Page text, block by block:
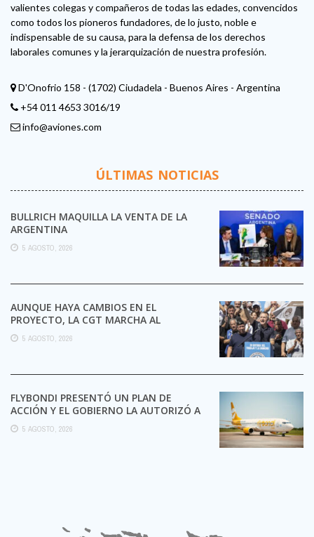
valientes colegas y compañeros de todas las edades, convencidos
como todos los pioneros fundadores, de lo justo, noble e
indispensable de su causa, para la defensa de los derechos
laborales comunes y la jerarquización de nuestra profesión.
D'Onofrio 158 - (1702) Ciudadela - Buenos Aires - Argentina
+54 011 4653 3016/19
info@aviones.com
ÚLTIMAS NOTICIAS
BULLRICH MAQUILLA LA VENTA DE LA
ARGENTINA
5 AGOSTO, 2026
AUNQUE HAYA CAMBIOS EN EL
PROYECTO, LA CGT MARCHA AL
CONGRESO CONTRA LA LEY DE ...
5 AGOSTO, 2026
FLYBONDI PRESENTÓ UN PLAN DE
ACCIÓN Y EL GOBIERNO LA AUTORIZÓ A
SEGUIR OPERANDO
5 AGOSTO, 2026